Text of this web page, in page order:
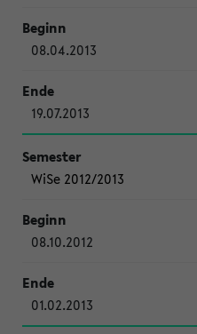
08.04.2013
19.07.2013
WiSe 2012/2013
08.10.2012
01.02.2013